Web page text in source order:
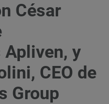
César
Apliven, y
CEO de
Group